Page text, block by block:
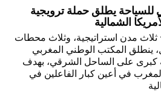
للسياحة يطلق حملة ترويجية
الشمالية
مدن استراتيجية، وثلاث محطات
من 7 إلى 10 أبريل، ينطلق المكتب الوطني المغربي
كبرى على الساحل الشرقي، بهدف
في أعين كبار الفاعلين في